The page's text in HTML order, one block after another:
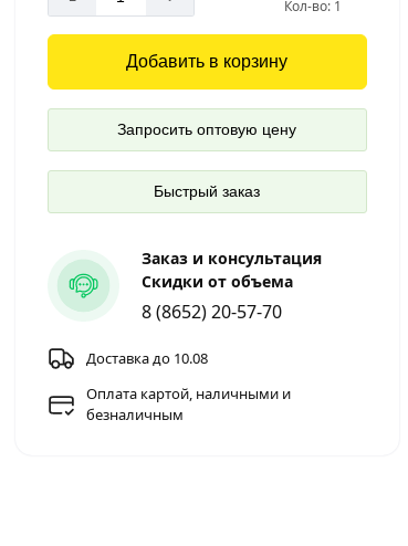
Кол-во: 1
Добавить в корзину
Запросить оптовую цену
Быстрый заказ
Заказ и консультация
Скидки от объема
8 (8652) 20-57-70
Доставка до 10.08
Оплата картой, наличными и
безналичным